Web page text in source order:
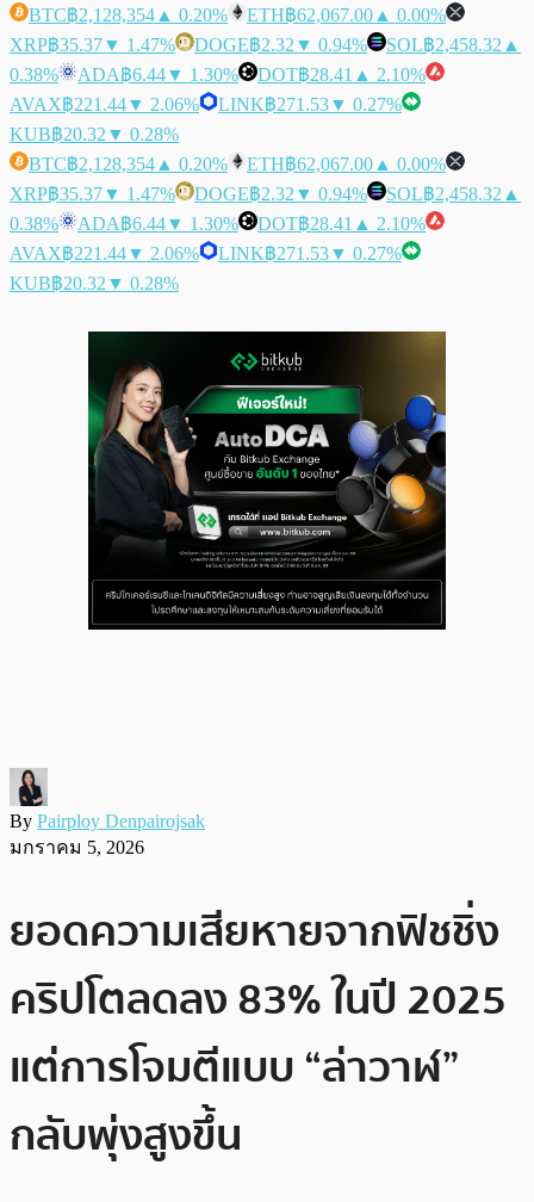
BTC฿2,128,354 ▲ 0.20% ETH฿62,067.00 ▲ 0.00%
XRP฿35.37▼ 1.47% DOGE฿2.32 ▼ 0.94% SOL฿2,458.32 ▲
0.38%
ADA฿6.44▼ 1.30% DOT฿28.41 ▲ 2.10%
AVAX฿221.44▼ 2.06% LINK฿271.53▼ 0.27%
KUB฿20.32 ▼ 0.28%
BTC฿2,128,354 ▲ 0.20% ETH฿62,067.00 ▲ 0.00%
XRP฿35.37▼ 1.47% DOGE฿2.32 ▼ 0.94% SOL฿2,458.32 ▲
0.38%
ADA฿6.44▼ 1.30% DOT฿28.41 ▲ 2.10%
AVAX฿221.44▼ 2.06% LINK฿271.53▼ 0.27%
KUB฿20.32 ▼ 0.28%
By Pairploy Denpairojsak
มกราคม 5, 2026
ยอดความเสียหายจากฟิชชิ่ง
คริปโตลดลง 83% ในปี 2025
แต่การโจมตีแบบ “ล่าวาฬ”
กลับพุ่งสูงขึ้น